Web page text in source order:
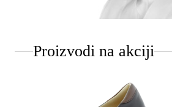
Proizvodi na akciji